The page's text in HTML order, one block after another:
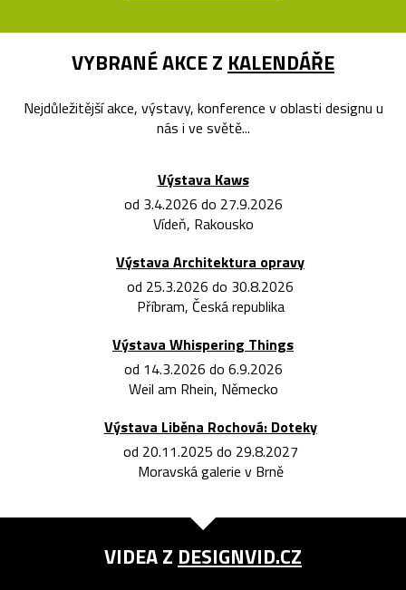
VYBRANÉ AKCE Z KALENDÁŘE
Nejdůležitější akce, výstavy, konference v oblasti designu u
nás i ve světě...
Výstava Kaws
od 3.4.2026 do 27.9.2026
Vídeň, Rakousko
Výstava Architektura opravy
od 25.3.2026 do 30.8.2026
Příbram, Česká republika
Výstava Whispering Things
od 14.3.2026 do 6.9.2026
Weil am Rhein, Německo
Výstava Liběna Rochová: Doteky
od 20.11.2025 do 29.8.2027
Moravská galerie v Brně
VIDEA Z DESIGNVID.CZ